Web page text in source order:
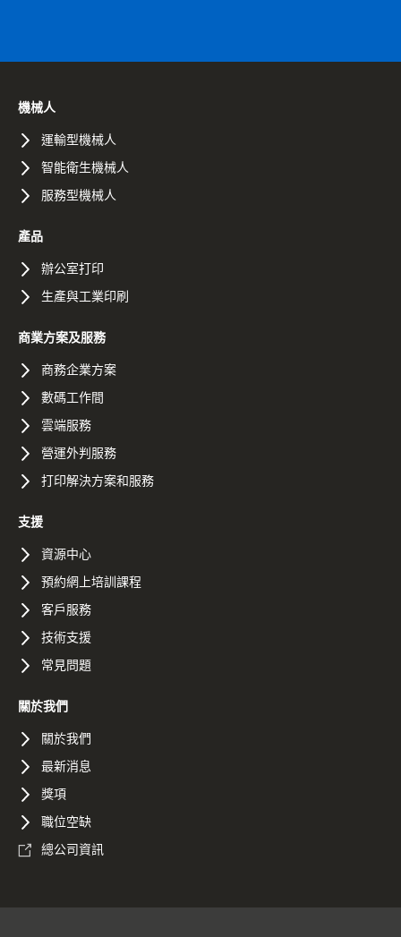
機械人
運輸型機械人
智能衛生機械人
服務型機械人
產品
辦公室打印
生產與工業印刷
商業方案及服務
商務企業方案
數碼工作間
雲端服務
營運外判服務
打印解決方案和服務
支援
資源中心
預約網上培訓課程
客戶服務
技術支援
常見問題
關於我們
關於我們
最新消息
獎項
職位空缺
總公司資訊